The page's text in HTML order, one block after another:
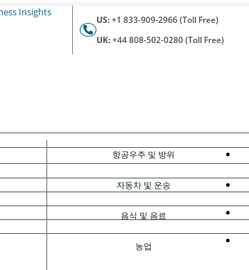
US:+1 833-909-2966 (Toll Free)
UK:+44 808-502-0280 (Toll Free)
항공우주 및 방위
자동차 및 운송
음식 및 음료
농업